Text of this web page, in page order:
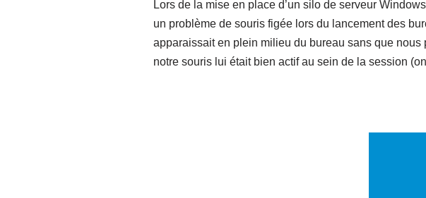
Lors de la mise en place d’un silo de serveur
un problème de souris figée lors du lancement des
apparaissait en plein milieu du bureau sans que
notre souris lui était bien actif au sein de la session